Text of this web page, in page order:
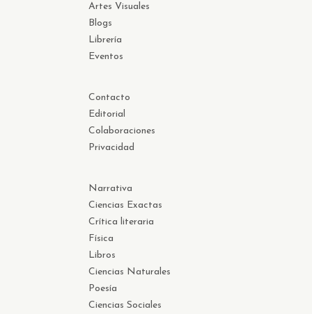
Artes Visuales
Blogs
Librería
Eventos
Contacto
Editorial
Colaboraciones
Privacidad
Narrativa
Ciencias Exactas
Crítica literaria
Física
Libros
Ciencias Naturales
Poesía
Ciencias Sociales